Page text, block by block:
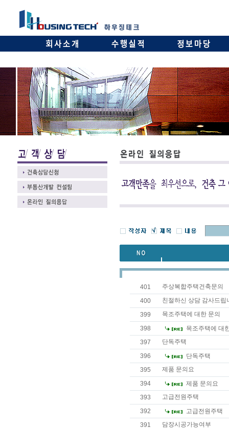
401
주상복합주택건축문의
400
친절하신 상담 감사드립
399
목조주택에 대한 문의
398
목조주택에 대
397
단독주택
396
단독주택
395
제품 문의요
394
제품 문의요
393
고급전원주택
392
고급전원주택
391
담장시공가능여부